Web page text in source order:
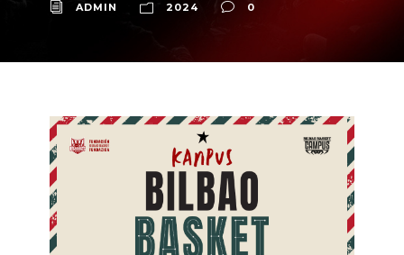
ADMIN 2024 0